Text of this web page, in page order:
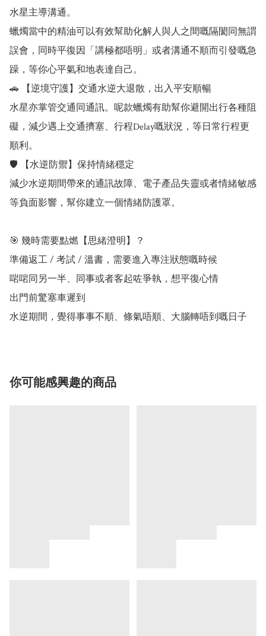
水星主導溝通。
蠟燭當中的精油可以有效幫助化解人與人之間嘅隔閡同無謂
誤會，同時平復因「講極都唔明」或者溝通不順而引發嘅急
躁，等你心平氣和地表達自己。
🚗 【逆境守護】交通水逆大退散，出入平安順暢
水星亦掌管交通同通訊。呢款蠟燭有助幫你避開出行各種阻
礙，減少遇上交通擠塞、行程Delay嘅狀況，等日常行程更
順利。
🛡️ 【水逆防禦】保持情緒穩定
減少水逆期間帶來的通訊故障、電子產品失靈或者情緒敏感
等負面影響，幫你建立一個情緒防護罩。
🎯 幾時需要點燃【思緒澄明】？
準備返工 / 考試 / 溫書，需要進入專注狀態嘅時候
啱啱同另一半、同事或者客起咗爭執，想平復心情
出門前驚塞車遲到
你可能感興趣的商品